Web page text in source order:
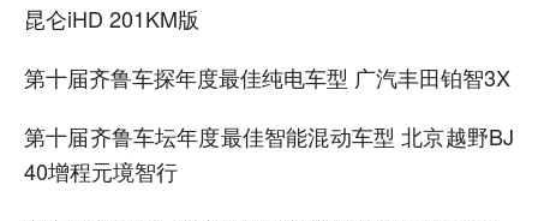
昆仑iHD 201KM版
第十届齐鲁车探年度最佳纯电车型 广汽丰田铂智3X
第十届齐鲁车坛年度最佳智能混动车型 北京越野BJ
40增程元境智行